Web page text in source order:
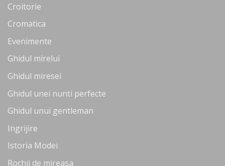
Croitorie
Cromatica
Evenimente
Ghidul mirelui
Ghidul miresei
Ghidul unei nunti perfecte
Ghidul unui gentleman
Ingrijire
Istoria Modei
Rochii de mireasa